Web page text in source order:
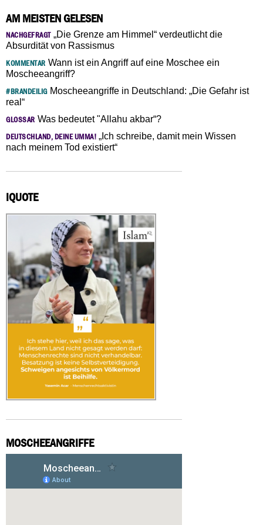
AM MEISTEN GELESEN
NACHGEFRAGT„Die Grenze am Himmel“ verdeutlicht die
Absurdität von Rassismus
KOMMENTAR Wann ist ein Angriff auf eine Moschee ein
Moscheeangriff?
#BRANDEILIGMoscheeangriffe in Deutschland: „Die Gefahr ist
real“
GLOSSAR Was bedeutet "Allahu akbar“?
DEUTSCHLAND, DEINE UMMA! „Ich schreibe, damit mein Wissen
nach meinem Tod existiert“
IQUOTE
MOSCHEEANGRIFFE